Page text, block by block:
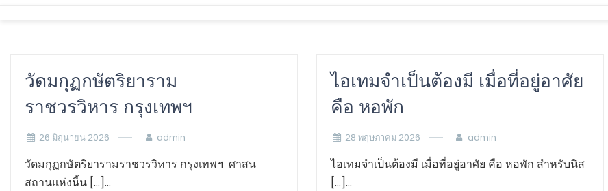
วัดมกุฏกษัตริยาราม
ราชวรวิหาร กรุงเทพฯ
26 มิถุนายน 2026 admin
วัดมกุฏกษัตริยารามราชวรวิหาร กรุงเทพฯ ศาสน
สถานแห่งนี้น […]...
ไอเทมจำเป็นต้องมี เมื่อที่อยู่อาศัย
คือ หอพัก
28 พฤษภาคม 2026 admin
ไอเทมจำเป็นต้องมี เมื่อที่อยู่อาศัย คือ หอพัก สำหรับนิส
[…]...